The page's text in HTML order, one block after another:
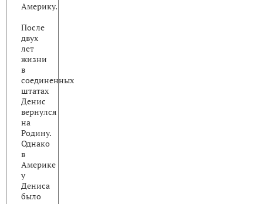
Америку.
После
двух
лет
жизни
в
соединенных
штатах
Денис
вернулся
на
Родину.
Однако
в
Америке
у
Дениса
было